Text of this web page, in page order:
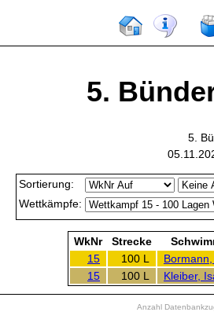
5.
5.
Sortierung:
Wettkämpfe:
WkNr Strecke
15
100 L
15
100 L Kleiber,
Anzahl